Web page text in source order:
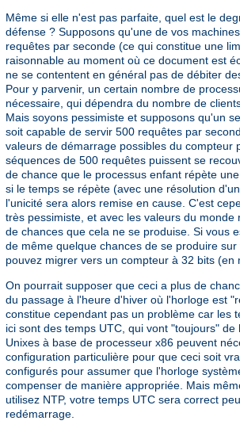
Même si elle n'est pas parfaite, quel est le
défense ? Supposons qu'une de vos
requêtes par seconde (ce qui constitue une
raisonnable au moment où ce document est
ne se contentent en général pas de débiter
Pour y parvenir, un certain nombre de
nécessaire, qui dépendra du nombre de
Mais soyons pessimiste et supposons qu'un
soit capable de servir 500 requêtes par
valeurs de démarrage possibles du compteur
séquences de 500 requêtes puissent se
de chance que le processus enfant répète
si le temps se répète (avec une résolution
l'unicité sera alors remise en cause. C'est
très pessimiste, et avec les valeurs du monde
de chances que cela ne se produise. Si vous
de même quelque chances de se produire
pouvez migrer vers un compteur à 32 bits (en
On pourrait supposer que ceci a plus de
du passage à l'heure d'hiver où l'horloge est
constitue cependant pas un problème car les
ici sont des temps UTC, qui vont "toujours"
Unixes à base de processeur x86 peuvent
configuration particulière pour que ceci soit
configurés pour assumer que l'horloge
compenser de manière appropriée. Mais
utilisez NTP, votre temps UTC sera correct
redémarrage.